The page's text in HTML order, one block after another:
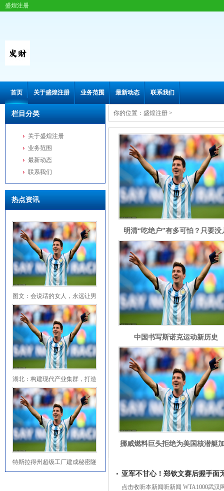
盛煌注册
首页 关于盛煌注册 业务范围 最新动态 联系我们
栏目分类
关于盛煌注册
业务范围
最新动态
联系我们
热点资讯
图文：会说话的女人，永远让男
人着迷（典藏
湖北：构建现代产业集群，打造
科创“四梁八
特斯拉得州超级工厂建成秘密隧
道，运输Cy
你的位置： 盛煌注册 >
明清“吃绝户”有多可怕？只要没
子，诰命夫人的下场也会很惨_晁
女子_古代
中国书写斯诺克运动新历史
挪威燃料巨头拒绝为美国核潜艇
亚军不甘心！郑钦文赛后握手面
点击收听本新闻听新闻 WTA1000武